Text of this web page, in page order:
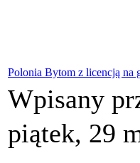
Polonia Bytom z licencją na
Wpisany
piątek, 29